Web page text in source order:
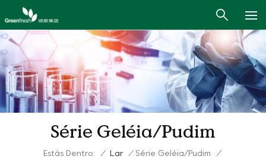
Série Geléia/Pudim
Estás Dentro: / Lar / Série Geléia/Pudim
/